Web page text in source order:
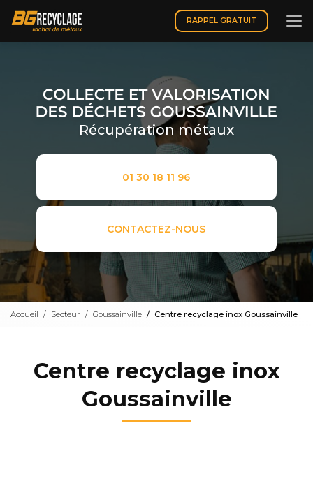
contenu
principal
RAPPEL GRATUIT
Récupération métaux
01 30 18 11 96
CONTACTEZ-NOUS
Accueil Secteur Goussainville Centre recyclage inox Goussainville
Centre recyclage inox
Goussainville